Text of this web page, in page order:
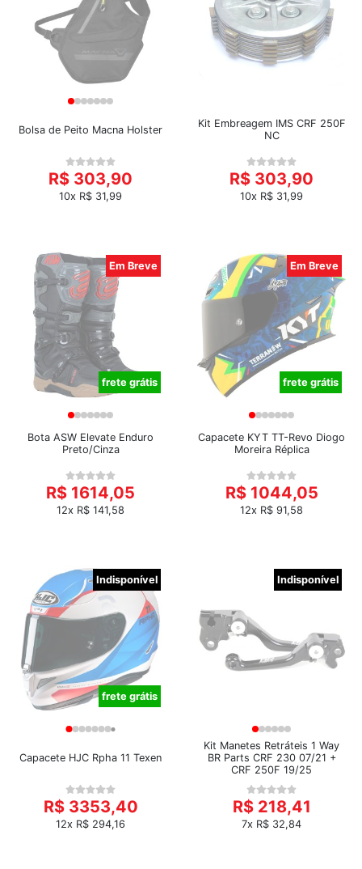
Bolsa de Peito Macna Holster
R$ 303,90
10x R$ 31,99
Kit Embreagem IMS CRF 250F
NC
R$ 303,90
10x R$ 31,99
Em Breve
frete grátis
Bota ASW Elevate Enduro
Preto/Cinza
R$ 1614,05
12x R$ 141,58
Em Breve
frete grátis
Capacete KYT TT-Revo Diogo
Moreira Réplica
R$ 1044,05
12x R$ 91,58
Indisponível
frete grátis
Capacete HJC Rpha 11 Texen
R$ 3353,40
12x R$ 294,16
Indisponível
Kit Manetes Retráteis 1 Way
BR Parts CRF 230 07/21 +
CRF 250F 19/25
R$ 218,41
7x R$ 32,84